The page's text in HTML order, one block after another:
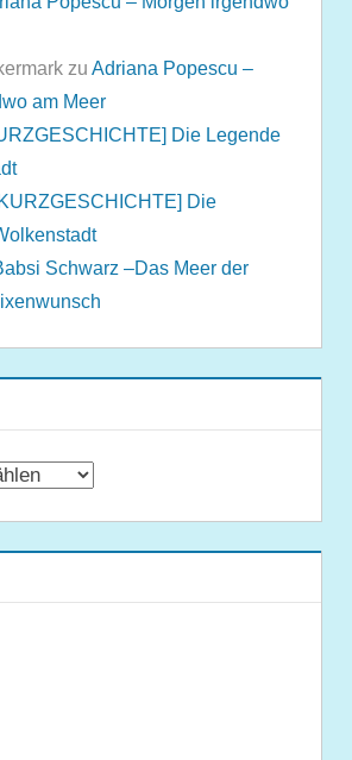
zu Adriana Popescu –
am Meer
Die Legende
Die
Schwarz –Das Meer der